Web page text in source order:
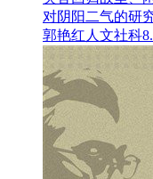
对阴阳二气的研
郭艳红 人文社科